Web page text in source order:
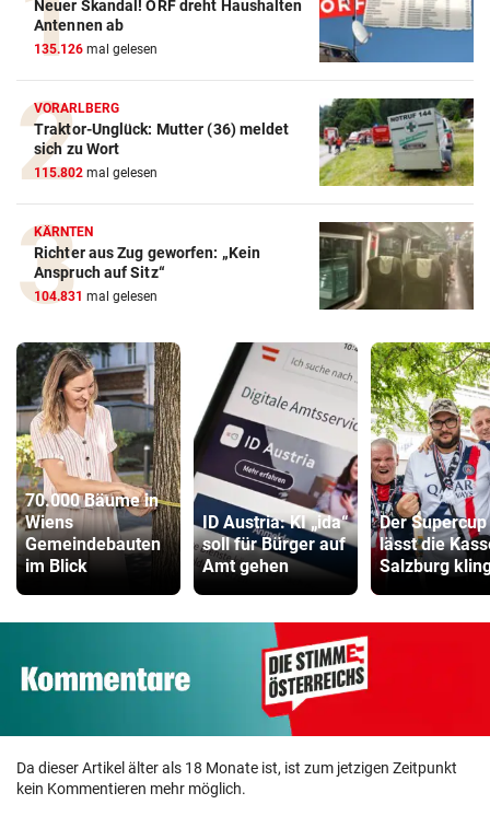
Neuer Skandal! ORF dreht Haushalten
Antennen ab
135.126 mal gelesen
VORARLBERG
Traktor-Unglück: Mutter (36) meldet
sich zu Wort
115.802 mal gelesen
KÄRNTEN
Richter aus Zug geworfen: „Kein
Anspruch auf Sitz“
104.831 mal gelesen
70.000 Bäume in
Wiens
Gemeindebauten
im Blick
ID Austria: KI „ida“
soll für Bürger auf
Amt gehen
Der Supercup
lässt die
Salzburg
Da dieser Artikel älter als 18 Monate ist, ist zum jetzigen Zeitpunkt
kein Kommentieren mehr möglich.